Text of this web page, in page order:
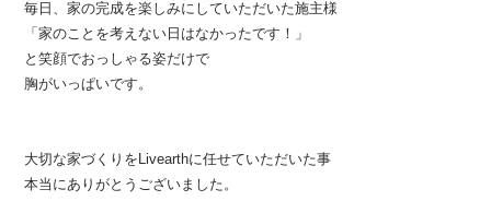
毎日、家の完成を楽しみにしていただいた施主様
「家のことを考えない日はなかったです！」
と笑顔でおっしゃる姿だけで
胸がいっぱいです。
大切な家づくりをLivearthに任せていただいた事
本当にありがとうございました。